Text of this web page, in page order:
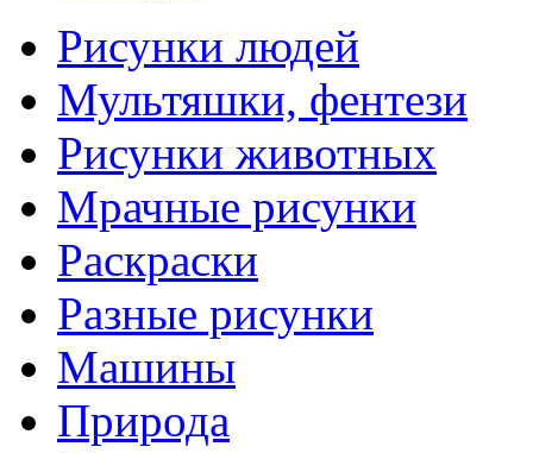
Рисунки людей
Мультяшки, фентези
Рисунки животных
Мрачные рисунки
Раскраски
Разные рисунки
Машины
Природа